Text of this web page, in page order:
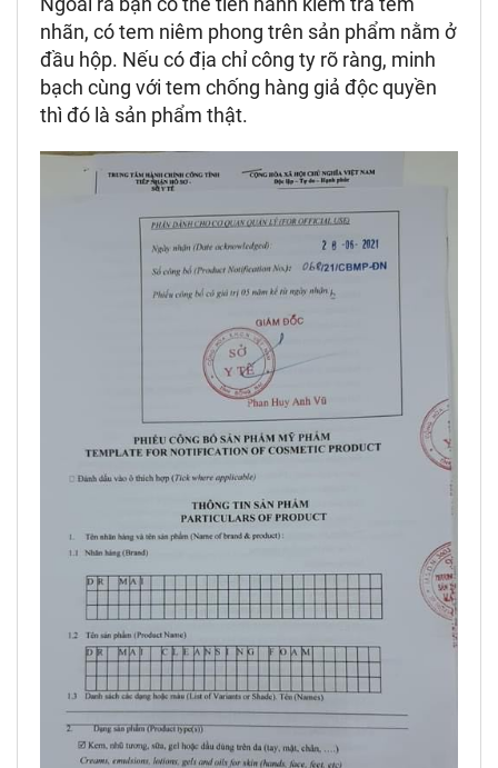
nhãn, có tem niêm phong trên sản phẩm nằm ở
đầu hộp. Nếu có địa chỉ công ty rõ ràng, minh
bạch cùng với tem chống hàng giả độc quyền
thì đó là sản phẩm thật.